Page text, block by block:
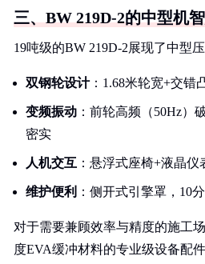
三、BW 219D-2的中型机
19吨级的BW 219D-2展现了中型
双钢轮设计：1.68米轮宽+交错
变频振动 ：前轮高频（50Hz）
密实
人机交互 ：悬浮式座椅+液晶
维护便利 ：侧开式引擎罩，10
对于需要兼顾效率与精度的施工
度EVA缓冲材料的专业级设备配